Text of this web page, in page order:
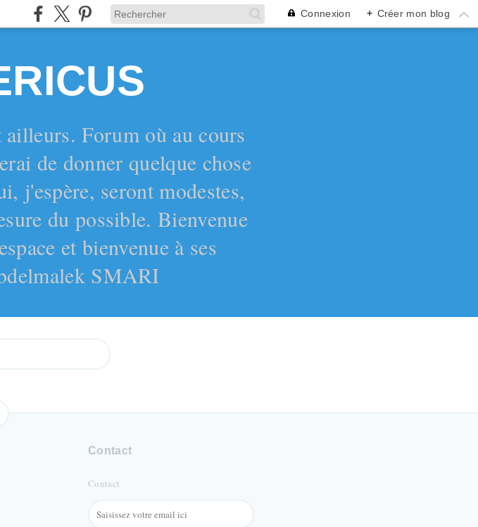
Connexion + Créer mon blog
Forum où au cours
de donner quelque chose
j'espère, seront modestes,
du possible. Bienvenue
et bienvenue à ses
SMARI
Contact
Contact